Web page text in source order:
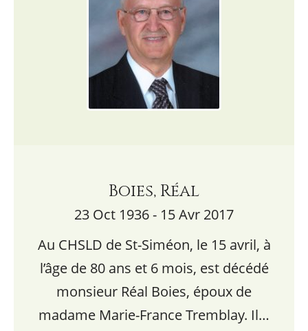
Boies, Réal
23 Oct 1936 - 15 Avr 2017
Au CHSLD de St-Siméon, le 15 avril, à
l’âge de 80 ans et 6 mois, est décédé
monsieur Réal Boies, époux de
madame Marie-France Tremblay. Il…